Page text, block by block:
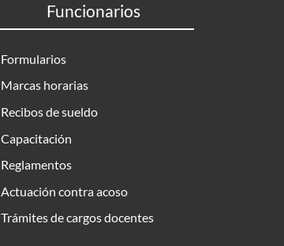
Funcionarios
Formularios
Marcas horarias
Recibos de sueldo
Capacitación
Reglamentos
Actuación contra acoso
Trámites de cargos docentes